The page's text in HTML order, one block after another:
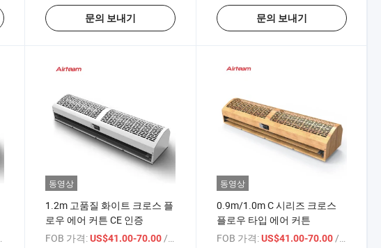
문의 보내기 문의 보내기
동영상
1.2m 고품질 화이트 크로스 플
로우 에어 커튼 CE 인증
FOB 가격: US$41.00-70.00 / 상품
동영상
0.9m/1.0m C 시리즈 크로스
플로우 타입 에어 커튼
FOB 가격: US$41.00-70.00 / 상품